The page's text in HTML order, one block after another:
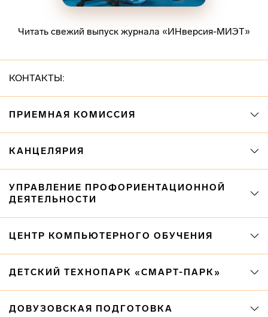
Читать свежий выпуск журнала «ИНверсия-МИЭТ»
КОНТАКТЫ:
ПРИЕМНАЯ КОМИССИЯ
КАНЦЕЛЯРИЯ
УПРАВЛЕНИЕ ПРОФОРИЕНТАЦИОННОЙ
ДЕЯТЕЛЬНОСТИ
ЦЕНТР КОМПЬЮТЕРНОГО ОБУЧЕНИЯ
ДЕТСКИЙ ТЕХНОПАРК «СМАРТ-ПАРК»
ДОВУЗОВСКАЯ ПОДГОТОВКА